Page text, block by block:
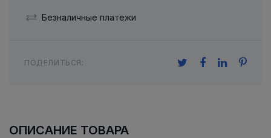
Безналичные платежи
ПОДЕЛИТЬСЯ:
ОПИСАНИЕ ТОВАРА